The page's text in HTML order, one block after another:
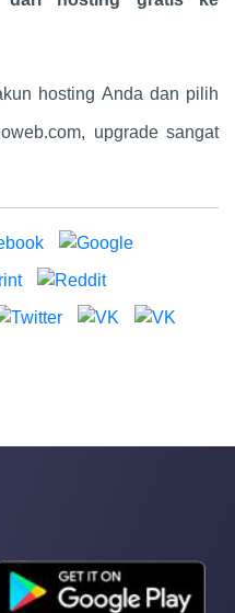
hosting Anda dan pilih
upgrade sangat